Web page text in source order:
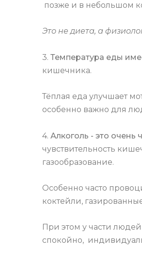
позже и в небольшом
Это не диета, а
3. Температура еды
кишечника.
Тёплая еда улучшает
особенно важно для
4. Алкоголь - это очень
чувствительность
газообразование.
Особенно часто
коктейли,
При этом у части
спокойно,